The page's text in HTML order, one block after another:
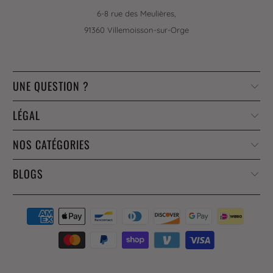
6-8 rue des Meulières,
91360 Villemoisson-sur-Orge
UNE QUESTION ?
LÉGAL
NOS CATÉGORIES
BLOGS